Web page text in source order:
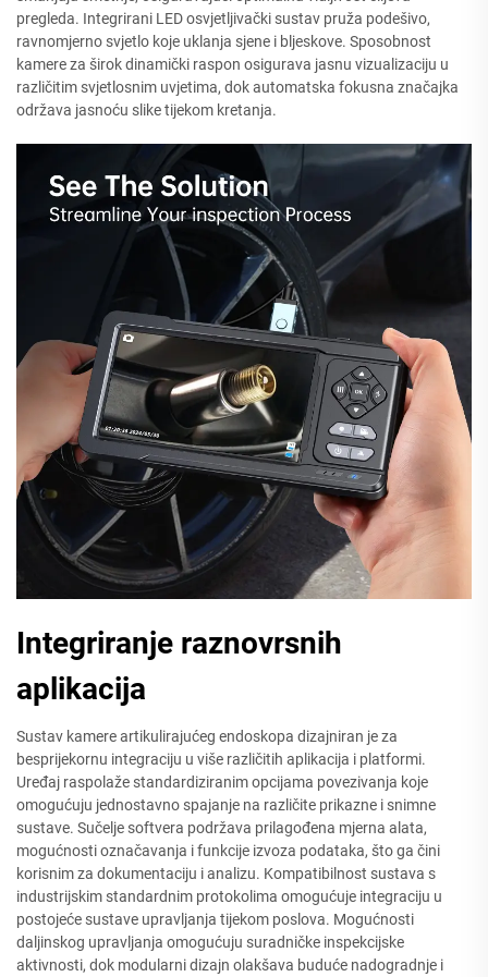
pregleda. Integrirani LED osvjetljivački sustav pruža podešivo,
ravnomjerno svjetlo koje uklanja sjene i bljeskove. Sposobnost
kamere za širok dinamički raspon osigurava jasnu vizualizaciju u
različitim svjetlosnim uvjetima, dok automatska fokusna značajka
održava jasnoću slike tijekom kretanja.
Integriranje raznovrsnih
aplikacija
Sustav kamere artikulirajućeg endoskopa dizajniran je za
besprijekornu integraciju u više različitih aplikacija i platformi.
Uređaj raspolaže standardiziranim opcijama povezivanja koje
omogućuju jednostavno spajanje na različite prikazne i snimne
sustave. Sučelje softvera podržava prilagođena mjerna alata,
mogućnosti označavanja i funkcije izvoza podataka, što ga čini
korisnim za dokumentaciju i analizu. Kompatibilnost sustava s
industrijskim standardnim protokolima omogućuje integraciju u
postojeće sustave upravljanja tijekom poslova. Mogućnosti
daljinskog upravljanja omogućuju suradničke inspekcijske
aktivnosti, dok modularni dizajn olakšava buduće nadogradnje i